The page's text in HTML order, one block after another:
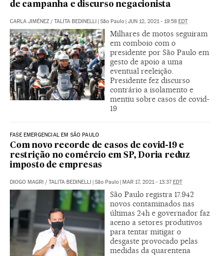
de campanha e discurso negacionista
CARLA JIMÉNEZ / TALITA BEDINELLI São Paulo JUN 12, 2021 - 19:58 EDT
Milhares de motos seguiram
em comboio com o
presidente por São Paulo em
gesto de apoio a uma
eventual reeleição.
Presidente fez discurso
contrário a isolamento e
mentiu sobre casos de covid-
19
FASE EMERGENCIAL EM SÃO PAULO
Com novo recorde de casos de covid-19 e
restrição no comércio em SP, Doria reduz
imposto de empresas
DIOGO MAGRI / TALITA BEDINELLI São Paulo MAR 17, 2021 - 13:37 EDT
São Paulo registra 17.942
novos contaminados nas
últimas 24h e governador faz
aceno a setores produtivos
para tentar mitigar o
desgaste provocado pelas
medidas da quarentena